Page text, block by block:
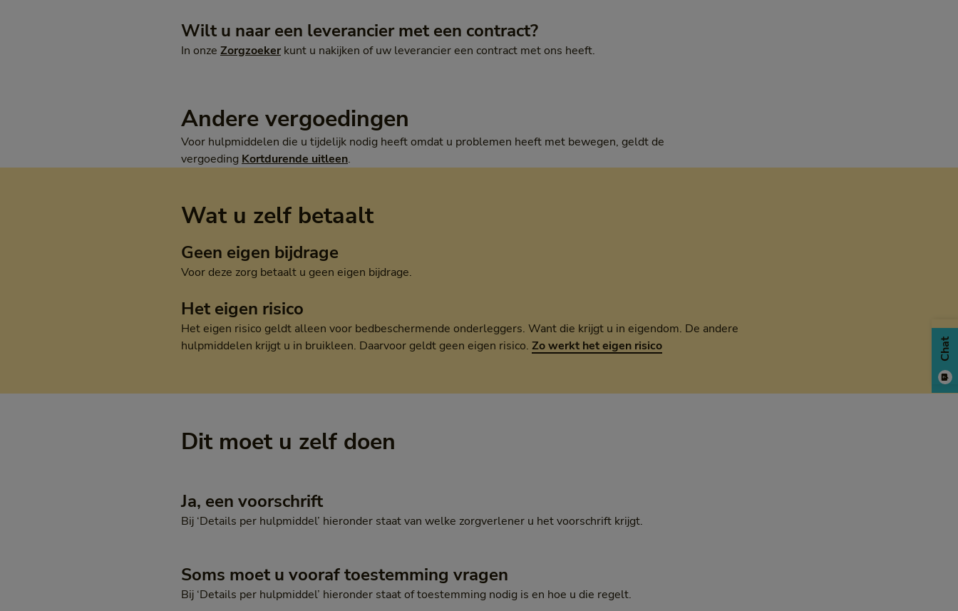
Wilt u naar een leverancier met een contract?
In onze Zorgzoeker kunt u nakijken of uw leverancier een contract met ons heeft.
Andere vergoedingen
Voor hulpmiddelen die u tijdelijk nodig heeft omdat u problemen heeft met bewegen, geldt de
vergoeding Kortdurende uitleen.
Wat u zelf betaalt
Geen eigen bijdrage
Voor deze zorg betaalt u geen eigen bijdrage.
Het eigen risico
Het eigen risico geldt alleen voor bedbeschermende onderleggers. Want die krijgt u in eigendom. De andere
hulpmiddelen krijgt u in bruikleen. Daarvoor geldt geen eigen risico. Zo werkt het eigen risico
Dit moet u zelf doen
Ja, een voorschrift
Bij ‘Details per hulpmiddel’ hieronder staat van welke zorgverlener u het voorschrift krijgt.
Soms moet u vooraf toestemming vragen
Bij ‘Details per hulpmiddel’ hieronder staat of toestemming nodig is en hoe u die regelt.
Chat